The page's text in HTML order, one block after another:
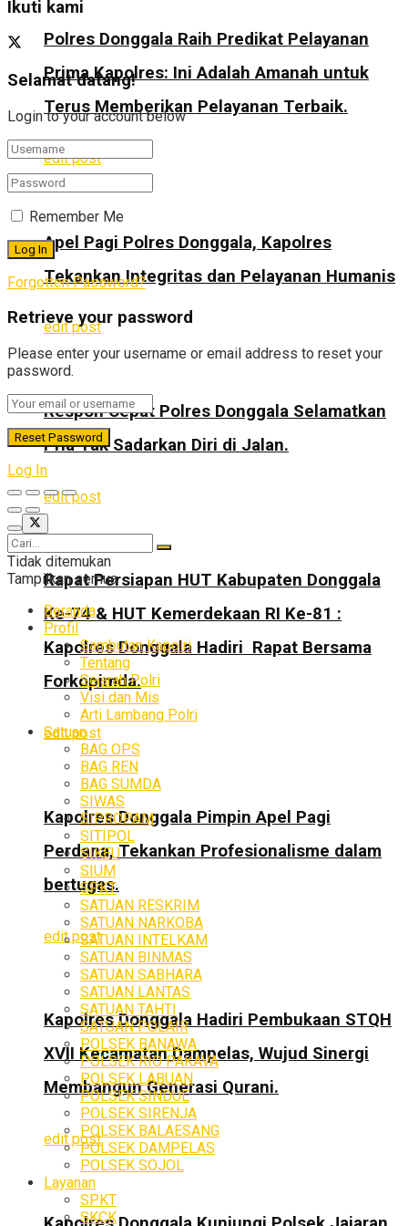
Polres Donggala Raih Predikat Pelayanan
Prima Kapolres: Ini Adalah Amanah untuk
Terus Memberikan Pelayanan Terbaik.
edit post
Apel Pagi Polres Donggala, Kapolres
Tekankan Integritas dan Pelayanan Humanis
edit post
Respon Cepat Polres Donggala Selamatkan
Pria Tak Sadarkan Diri di Jalan.
edit post
Rapat Persiapan HUT Kabupaten Donggala
Ke-74 & HUT Kemerdekaan RI Ke-81 :
Kapolres Donggala Hadiri Rapat Bersama
Forkopimda.
edit post
Kapolres Donggala Pimpin Apel Pagi
Perdana, Tekankan Profesionalisme dalam
bertugas.
edit post
Kapolres Donggala Hadiri Pembukaan STQH
XVII Kecamatan Dampelas, Wujud Sinergi
Membangun Generasi Qurani.
edit post
Ikuti kami
Selamat datang!
Login to your account below
Remember Me
Forgotten Password?
Retrieve your password
Please enter your username or email address to reset your
password.
Log In
Tidak ditemukan
Tampilkan semua
Beranda
Profil
Sambutan Kapolri
Tentang
Sejarah Polri
Visi dan Mis
Arti Lambang Polri
Satuan
BAG OPS
BAG REN
BAG SUMDA
SIWAS
SIPROPAM
SITIPOL
SIKEU
SIUM
SPKT
SATUAN RESKRIM
SATUAN NARKOBA
SATUAN INTELKAM
SATUAN BINMAS
SATUAN SABHARA
SATUAN LANTAS
SATUAN TAHTI
SATUAN POLAIR
POLSEK BANAWA
POLSEK RIO PAKAVA
POLSEK LABUAN
POLSEK SINDUE
POLSEK SIRENJA
POLSEK BALAESANG
POLSEK DAMPELAS
POLSEK SOJOL
Layanan
SPKT
SKCK